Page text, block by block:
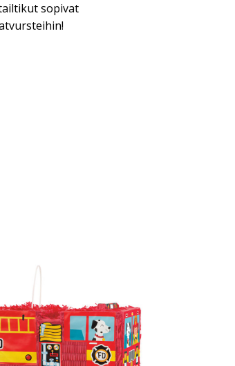
sopivat